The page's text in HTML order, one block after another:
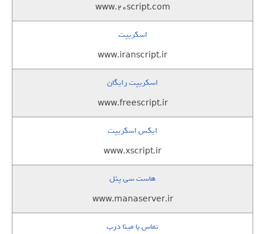
www.20script.com
اسکریپت
www.iranscript.ir
اسکریپت رایگان
www.freescript.ir
ایکس اسکریپت
www.xscript.ir
هاست سی پنل
www.manaserver.ir
تماس با مینا درب